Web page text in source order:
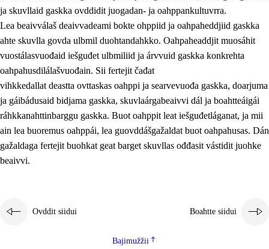
ja skuvllaid gaskka ovddidit juogadan- ja oahppankultuvrra.
Lea beaivválaš deaivvadeami bokte ohppiid ja oahpaheddjiid gaskka
ahte skuvlla govda ulbmil duohtandahkko. Oahpaheaddjit muosáhit
vuostálasvuođaid iešguđet ulbmiliid ja árvvuid gaskka konkrehta
oahpahusdilálašvuođain. Sii fertejit čađat
vihkkedallat deastta ovttaskas oahppi ja searvevuođa gaskka, doarjuma
ja gáibádusaid bidjama gaskka, skuvlaárgabeaivvi dál ja boahtteáigái
ráhkkanahttinbarggu gaskka. Buot oahppit leat iešguđetláganat, ja mii
ain lea buoremus oahppái, lea guovddášgažaldat buot oahpahusas. Dán
gažaldaga fertejit buohkat geat barget skuvllas ođđasit vástidit juohke
beaivvi.
Ovddit siidui Boahtte siidui
Bajimužžii